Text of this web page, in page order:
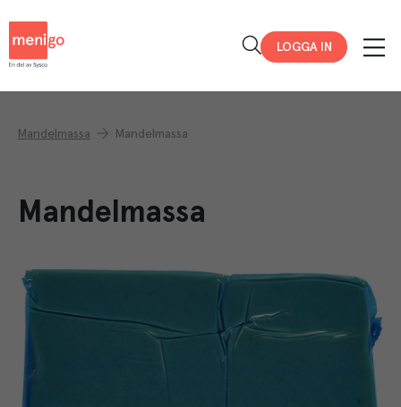
LOGGA IN
Mandelmassa Mandelmassa
Mandelmassa